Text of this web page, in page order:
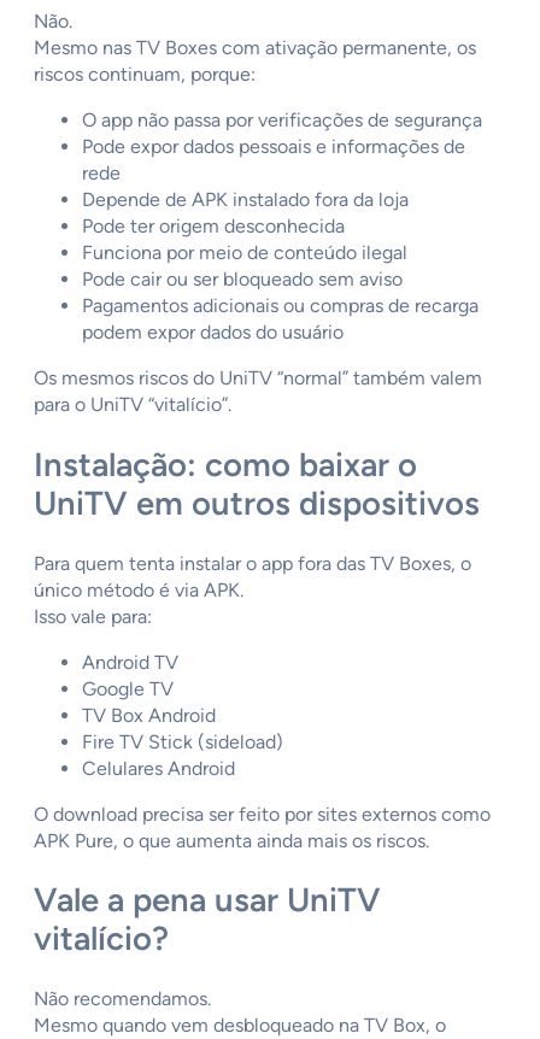
Não.
Mesmo nas TV Boxes com ativação permanente, os
riscos continuam, porque:
O app não passa por verificações de segurança
Pode expor dados pessoais e informações de
rede
Depende de APK instalado fora da loja
Pode ter origem desconhecida
Funciona por meio de conteúdo ilegal
Pode cair ou ser bloqueado sem aviso
Pagamentos adicionais ou compras de recarga
podem expor dados do usuário
Os mesmos riscos do UniTV “normal” também valem
para o UniTV “vitalício”.
Instalação: como baixar o
UniTV em outros dispositivos
Para quem tenta instalar o app fora das TV Boxes, o
único método é via APK.
Isso vale para:
Android TV
Google TV
TV Box Android
Fire TV Stick (sideload)
Celulares Android
O download precisa ser feito por sites externos como
APK Pure, o que aumenta ainda mais os riscos.
Vale a pena usar UniTV
vitalício?
Não recomendamos.
Mesmo quando vem desbloqueado na TV Box, o